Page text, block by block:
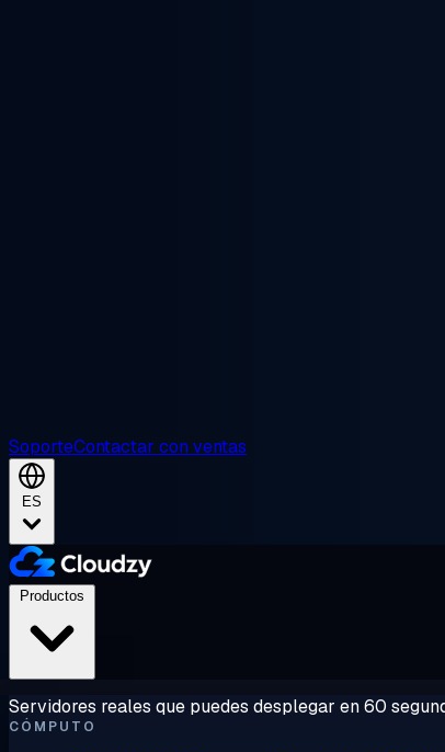
SoporteContactar con ventas
ES
Servidores reales que puedes desplegar en 60
CÓMPUTO